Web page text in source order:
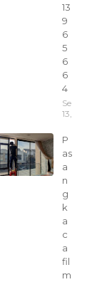
13
9
6
5
6
6
4
13, 2025
P
as
a
n
g
k
a
c
a
fil
m